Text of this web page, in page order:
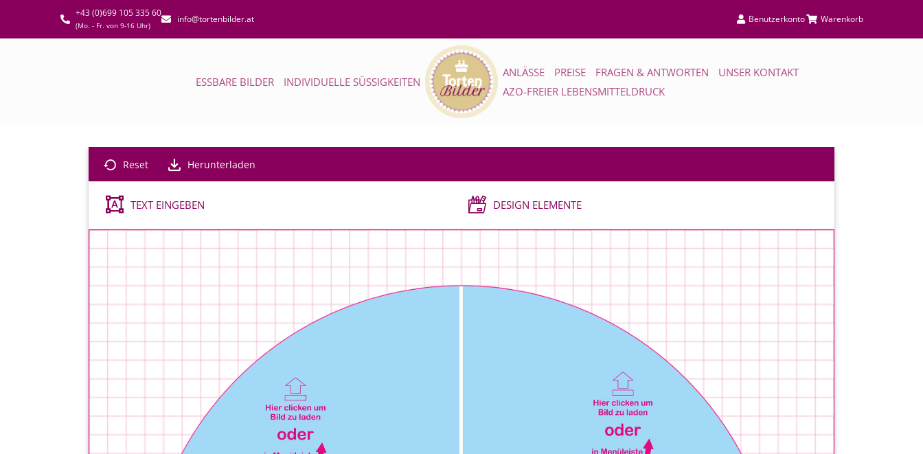
+43 (0)699 105 335 60
(Mo. - Fr. von 9-16 Uhr)
info@tortenbilder.at Benutzerkonto Warenkorb
ESSBARE BILDER INDIVIDUELLE SÜSSIGKEITEN
ANLÄSSE PREISE FRAGEN & ANTWORTEN
UNSER KONTAKT
AZO-FREIER LEBENSMITTELDRUCK
Reset Herunterladen
TEXT EINGEBEN DESIGN ELEMENTE